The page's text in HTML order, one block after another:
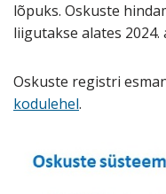
lõpuks. Oskuste
liigutakse alates 2024.
Oskuste registri
kodulehel.